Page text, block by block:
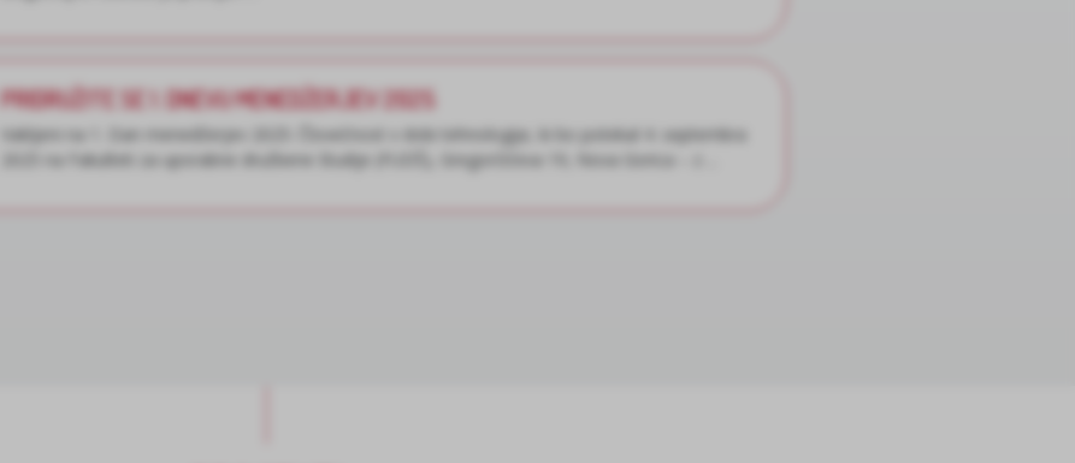
PRIDRUŽITE SE 1. DNEVU MENEDŽERJEV 2025
Vabljeni na 1. Dan menedžerjev 2025: Človečnost v dobi tehnologije, ki bo potekal 4. septembra
2025 na Fakulteti za uporabne družbene študije (FUDŠ), Gregorčičeva 19, Nova Gorica – z ...